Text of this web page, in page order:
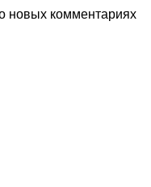
новых комментариях